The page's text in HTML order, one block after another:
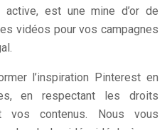
est une mine d’or de
vidéos pour vos campagnes
l’inspiration Pinterest en
en respectant les droits
vos contenus. Nous vous